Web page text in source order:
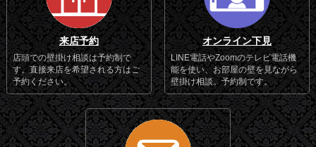
来店予約
店頭での壁掛け相談は予約制で
す。直接来店を希望される方はご
予約ください。
オンライン下見
LINE電話やZoomのテレビ電話機
能を使い、お部屋の壁を見ながら
壁掛け相談。予約制です。